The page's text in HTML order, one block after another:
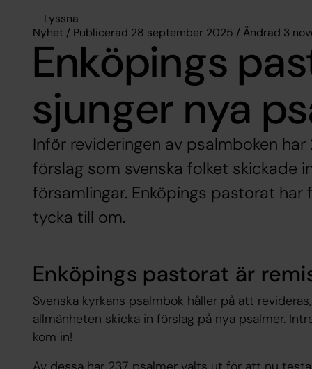
Lyssna
Nyhet / Publicerad 28 september 2025 / Ändrad 3
Enköpings
sjunger nya
Inför revideringen av psalmboken
förslag som svenska folket skickade
församlingar. Enköpings pastorat
tycka till om.
Enköpings pastorat är
Svenska kyrkans psalmbok håller på att
allmänheten skicka in förslag på nya psalmer.
kom in!